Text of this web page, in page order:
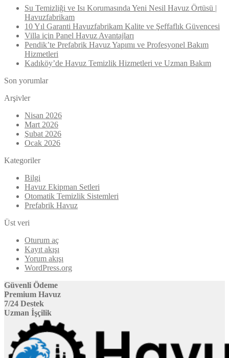
Su Temizliği ve Isı Korumasında Yeni Nesil Havuz Örtüsü |
Havuzfabrikam
10 Yıl Garanti Havuzfabrikam Kalite ve Şeffaflık Güvencesi
Villa için Panel Havuz Avantajları
Pendik’te Prefabrik Havuz Yapımı ve Profesyonel Bakım
Hizmetleri
Kadıköy’de Havuz Temizlik Hizmetleri ve Uzman Bakım
Son yorumlar
Arşivler
Nisan 2026
Mart 2026
Şubat 2026
Ocak 2026
Kategoriler
Bilgi
Havuz Ekipman Setleri
Otomatik Temizlik Sistemleri
Prefabrik Havuz
Üst veri
Oturum aç
Kayıt akışı
Yorum akışı
WordPress.org
Güvenli Ödeme
Premium Havuz
7/24 Destek
Uzman İşçilik